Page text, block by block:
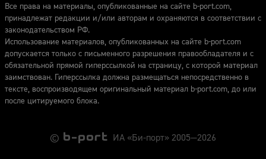
Все права на материалы, опубликованные на сайте b-port.com,
принадлежат редакции и/или авторам и охраняются в соответствии с
законодательством РФ.
Использование материалов, опубликованных на сайте b-port.com
допускается только с письменного разрешения правообладателя и с
обязательной прямой гиперссылкой на страницу, с которой материал
заимствован. Гиперссылка должна размещаться непосредственно в
тексте, воспроизводящем оригинальный материал b-port.com, до или
после цитируемого блока.
© ИА «Би-порт» 2005—2026